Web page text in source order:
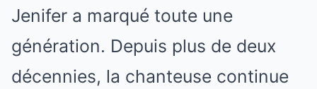
Jenifer a marqué toute une
génération. Depuis plus de deux
décennies, la chanteuse continue